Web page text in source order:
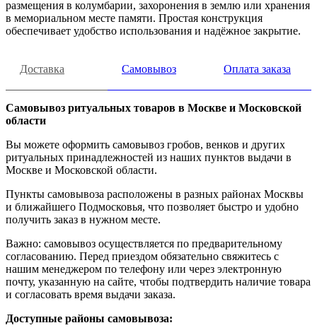
размещения в колумбарии, захоронения в землю или хранения
в мемориальном месте памяти. Простая конструкция
обеспечивает удобство использования и надёжное закрытие.
Доставка Самовывоз Оплата заказа
Самовывоз ритуальных товаров в Москве и Московской
области
Вы можете оформить самовывоз гробов, венков и других
ритуальных принадлежностей из наших пунктов выдачи в
Москве и Московской области.
Пункты самовывоза расположены в разных районах Москвы
и ближайшего Подмосковья, что позволяет быстро и удобно
получить заказ в нужном месте.
Важно: самовывоз осуществляется по предварительному
согласованию. Перед приездом обязательно свяжитесь с
нашим менеджером по телефону или через электронную
почту, указанную на сайте, чтобы подтвердить наличие товара
и согласовать время выдачи заказа.
Доступные районы самовывоза: